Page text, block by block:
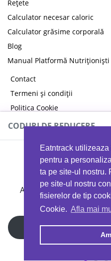
Eatntrack
pentru a
ta pe site-ul nostru.
pe site-ul nostru
fisierelor de tip
Cookie. Afla mai
Rețete
Calculator necesar caloric
Calculator grăsime corporală
Blog
Manual Platformă Nutriționiști
Contact
Termeni și condiții
Politica Cookie
Politica de confidențialitate
Copyright © 2026 EAT &
CODURI DE REDUCERE
Ai 40%reducere la orice